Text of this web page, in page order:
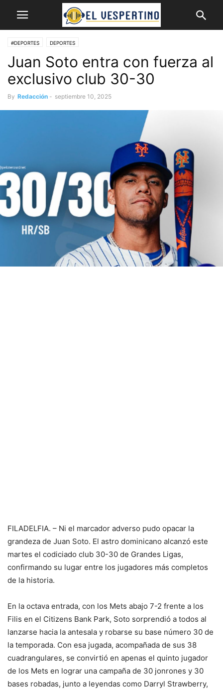
#DEPORTES DEPORTES
Juan Soto entra con fuerza al
exclusivo club 30-30
By Redacción - septiembre 10, 2025
FILADELFIA. – Ni el marcador adverso pudo opacar la
grandeza de Juan Soto. El astro dominicano alcanzó este
martes el codiciado club 30-30 de Grandes Ligas,
confirmando su lugar entre los jugadores más completos
de la historia.
En la octava entrada, con los Mets abajo 7-2 frente a los
Filis en el Citizens Bank Park, Soto sorprendió a todos al
lanzarse hacia la antesala y robarse su base número 30 de
la temporada. Con esa jugada, acompañada de sus 38
cuadrangulares, se convirtió en apenas el quinto jugador
de los Mets en lograr una campaña de 30 jonrones y 30
bases robadas, junto a leyendas como Darryl Strawberry,